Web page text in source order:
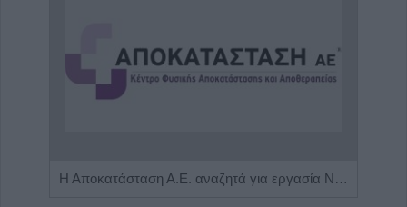
Η Αποκατάσταση Α.Ε. αναζητά για εργασία Νοσηλευτές και Βοηθούς Νοσηλευτές